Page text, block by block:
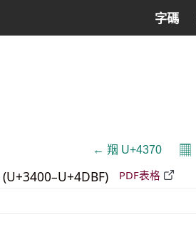
字碼
← 䍰 U+4370 𝄜
(U+3400–U+4DBF) PDF表格